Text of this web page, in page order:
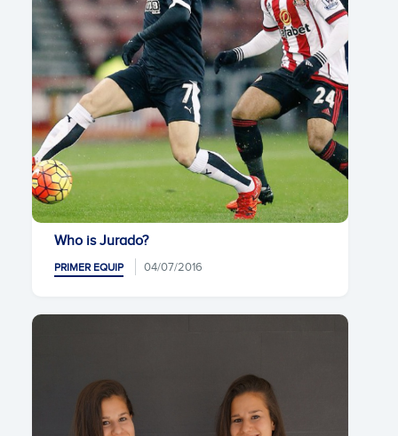
Who is Jurado?
PRIMER EQUIP 04/07/2016